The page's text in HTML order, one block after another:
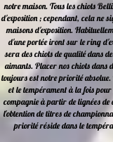
notre maison. Tous les chiots
d'exposition ; cependant, cela ne
maisons d'exposition.
d'une portée iront sur le ring
sera des chiots de qualité dans
aimants. Placer nos chiots dans
toujours est notre priorité
et le tempérament à la fois
compagnie à partir de lignées de
l'obtention de titres de
priorité réside dans le